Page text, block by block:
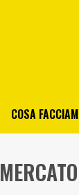
COSA